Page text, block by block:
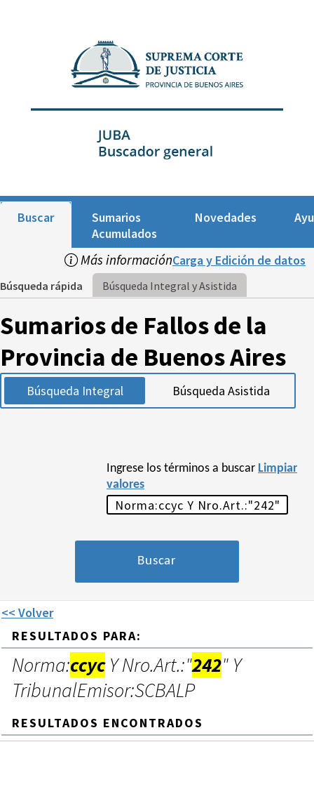
Buscar
Sumarios
Acumulados
Novedades
Más informaciónCarga y Edición de datos
Búsqueda rápida Búsqueda Integral y Asistida
Sumarios de Fallos de la
Provincia de Buenos Aires
Búsqueda Integral Búsqueda Asistida
Ingrese los términos a buscar Limpiar
valores
<< Volver
RESULTADOS PARA:
Norma:ccycY Nro.Art.:"242" Y
TribunalEmisor:SCBALP
RESULTADOS ENCONTRADOS